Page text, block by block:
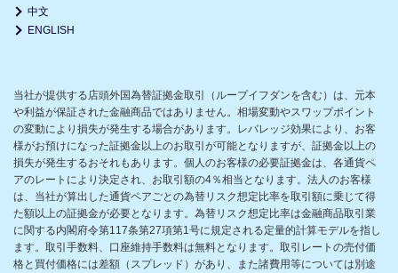
中文
ENGLISH
当社が提供する店頭外国為替証拠金取引（ループイフダンを含む）は、元本
や利益が保証された金融商品ではありません。相場変動やスワップポイント
の変動により損失が発生する場合があります。レバレッジ効果により、お客
様がお預けになった証拠金以上のお取引が可能となりますが、証拠金以上の
損失が発生するおそれもあります。個人のお客様の必要証拠金は、各通貨ペ
アのレートにより決定され、お取引額の4％相当となります。法人のお客様
は、当社が算出した通貨ペアごとの為替リスク想定比率を取引額に乗じて得
た額以上の証拠金が必要となります。為替リスク想定比率は金融商品取引業
に関する内閣府令第117条第27項第1号に規定される定量的計算モデルを指し
ます。取引手数料、口座維持手数料は無料となります。取引レートの売付価
格と買付価格には差額（スプレッド）があり、また諸費用等については別途